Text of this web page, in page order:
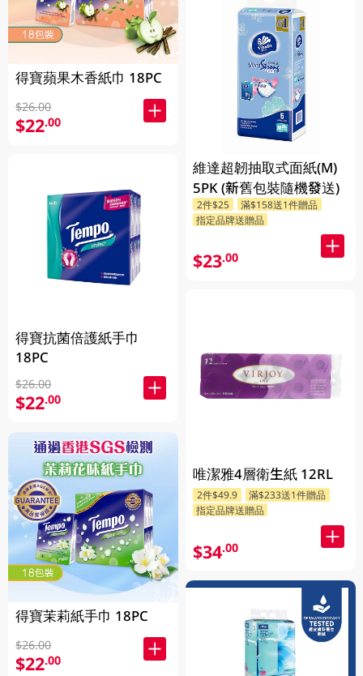
得寶蘋果木香紙巾 18PC
$26.00
$22.00
得寶抗菌倍護紙手巾
18PC
$26.00
$22.00
得寶茉莉紙手巾 18PC
$26.00
$22.00
維達超韌抽取式面紙(M)
5PK (新舊包裝隨機發送)
2件$25
滿$158送1件贈品
指定品牌送贈品
$23.00
唯潔雅4層衛生紙 12RL
2件$49.9
滿$233送1件贈品
指定品牌送贈品
$34.00